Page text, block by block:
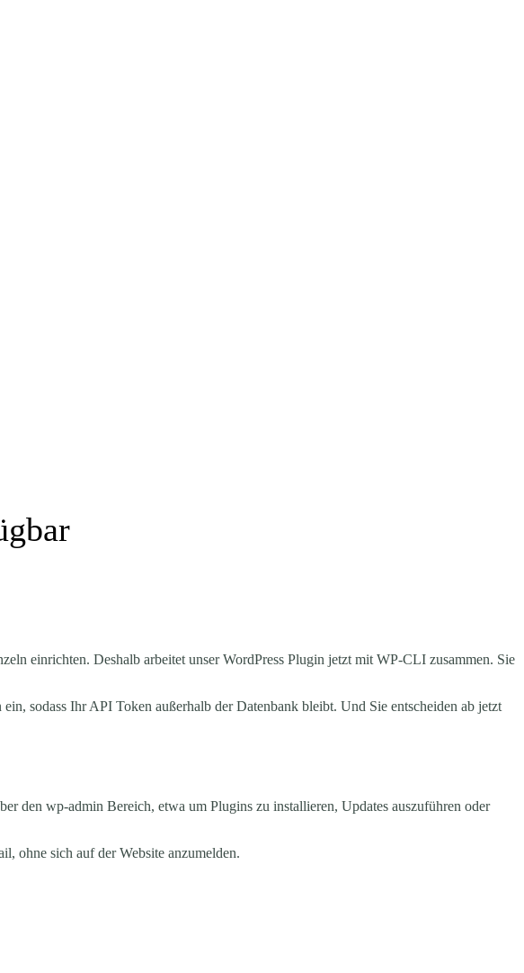
einrichten. Deshalb arbeitet unser WordPress Plugin jetzt mit WP-CLI zusammen. Sie
sodass Ihr API Token außerhalb der Datenbank bleibt. Und Sie entscheiden ab jetzt
den wp-admin Bereich, etwa um Plugins zu installieren, Updates auszuführen oder
ohne sich auf der Website anzumelden.